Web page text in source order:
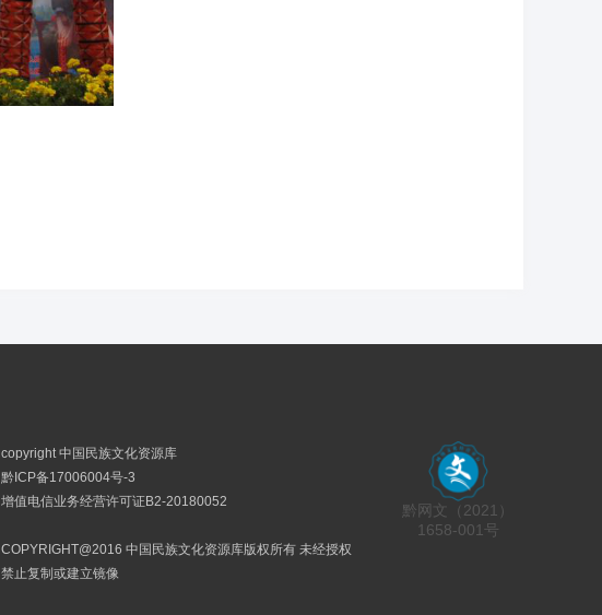
copyright 中国民族文化资源库
黔ICP备17006004号-3
增值电信业务经营许可证B2-20180052
COPYRIGHT@2016 中国民族文化资源库版权所有 未经授权
禁止复制或建立镜像
黔网文（2021）
1658-001号